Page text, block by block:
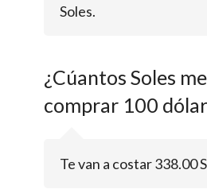
Soles.
¿Cúantos Soles
comprar 100
Te van a costar 338.00